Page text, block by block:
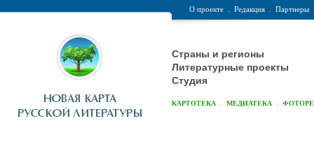
О проекте Редакция Партнеры
Страны и регионы
Литературные проекты
Студия
КАРТОТЕКА МЕДИАТЕКА